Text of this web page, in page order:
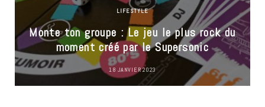
LIFESTYLE
Monte ton groupe : Le jeu le plus rock du
moment créé par le Supersonic
18 JANVIER 2023